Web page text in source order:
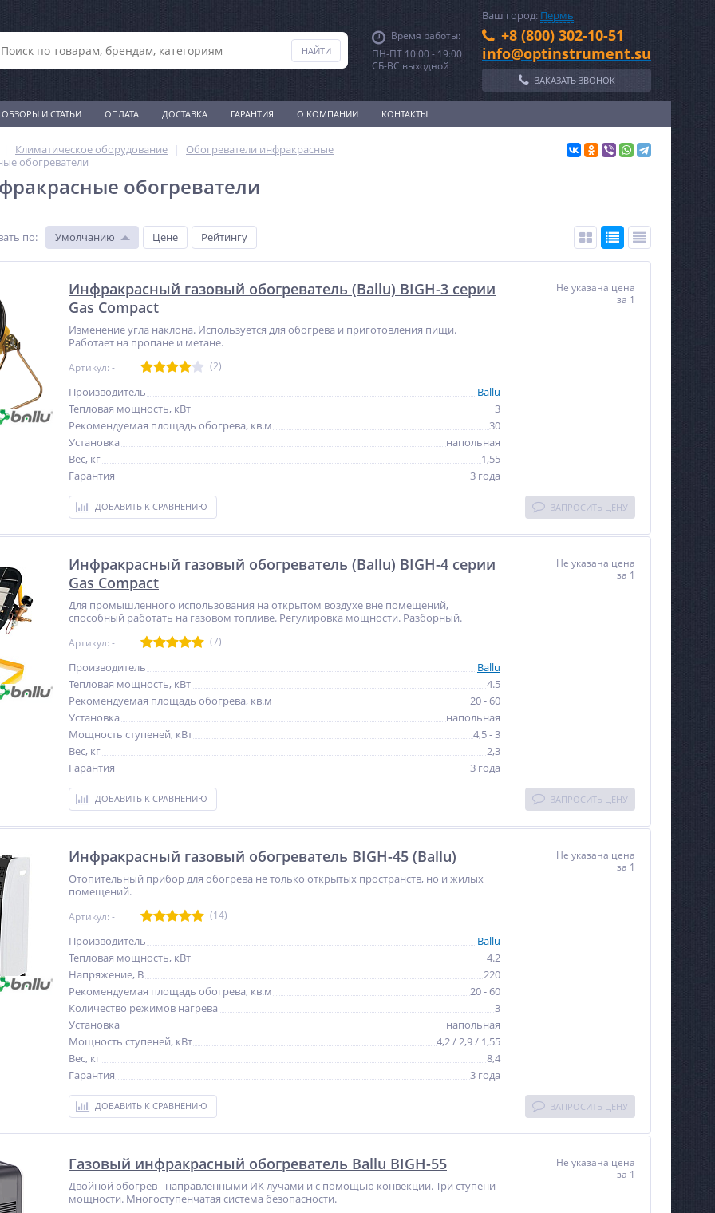
Время работы:
ПН-ПТ 10:00 - 19:00
СБ-ВС выходной
Ваш город: Пермь
+8 (800) 302-10-51
info@optinstrument.su
ЗАКАЗАТЬ ЗВОНОК
ОБЗОРЫ И СТАТЬИ ОПЛАТА ДОСТАВКА ГАРАНТИЯ О КОМПАНИИ КОНТАКТЫ
Климатическое оборудование
Обогреватели инфракрасные
обогреватели
обогреватели
по: Умолчанию Цене Рейтингу
Инфракрасный газовый обогреватель (Ballu) BIGH-3 серии
Gas Compact
Изменение угла наклона. Используется для обогрева и приготовления пищи.
Работает на пропане и метане.
Артикул: - (2)
Производитель
Ballu
Тепловая мощность, кВт
3
Рекомендуемая площадь обогрева, кв.м
30
Установка
напольная
Вес, кг
1,55
Гарантия
3 года
ДОБАВИТЬ К СРАВНЕНИЮ
Не указана цена
за 1
ЗАПРОСИТЬ ЦЕНУ
Инфракрасный газовый обогреватель (Ballu) BIGH-4 серии
Gas Compact
Для промышленного использования на открытом воздухе вне помещений,
способный работать на газовом топливе. Регулировка мощности. Разборный.
Артикул: - (7)
Производитель
Ballu
Тепловая мощность, кВт
4.5
Рекомендуемая площадь обогрева, кв.м
20 - 60
Установка
напольная
Мощность ступеней, кВт
4,5 - 3
Вес, кг
2,3
Гарантия
3 года
ДОБАВИТЬ К СРАВНЕНИЮ
Не указана цена
за 1
ЗАПРОСИТЬ ЦЕНУ
Инфракрасный газовый обогреватель BIGH-45 (Ballu)
Отопительный прибор для обогрева не только открытых пространств, но и жилых
помещений.
Артикул: - (14)
Производитель
Ballu
Тепловая мощность, кВт
4.2
Напряжение, В
220
Рекомендуемая площадь обогрева, кв.м
20 - 60
Количество режимов нагрева
3
Установка
напольная
Мощность ступеней, кВт
4,2 / 2,9 / 1,55
Вес, кг
8,4
Гарантия
3 года
ДОБАВИТЬ К СРАВНЕНИЮ
Не указана цена
за 1
ЗАПРОСИТЬ ЦЕНУ
Газовый инфракрасный обогреватель Ballu BIGH-55
Двойной обогрев - направленными ИК лучами и с помощью конвекции. Три ступени
мощности. Многоступенчатая система безопасности.
Не указана цена
за 1